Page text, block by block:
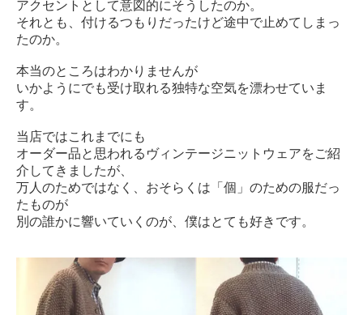
アクセントとして意図的にそうしたのか。
それとも、付けるつもりだったけど途中で止めてしまっ
たのか。
本当のところはわかりませんが
いかようにでも受け取れる独特な空気を漂わせていま
す。
当店ではこれまでにも
オーダー品と思われるヴィンテージニットウェアをご紹
介してきましたが、
万人のためではなく、おそらくは「個」のための服だっ
たものが
別の誰かに響いていくのが、僕はとても好きです。